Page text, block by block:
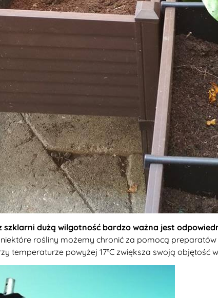
szklarni dużą wilgotność bardzo ważna jest
rośliny możemy chronić za pomocą
temperaturze powyżej 17°C zwiększa swoją